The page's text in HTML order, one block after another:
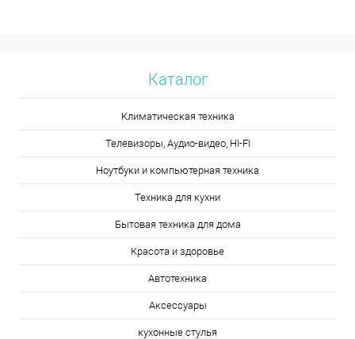
Каталог
Климатическая техника
Телевизоры, Аудио-видео, HI-FI
Ноутбуки и компьютерная техника
Техника для кухни
Бытовая техника для дома
Красота и здоровье
Автотехника
Аксессуары
кухонные стулья